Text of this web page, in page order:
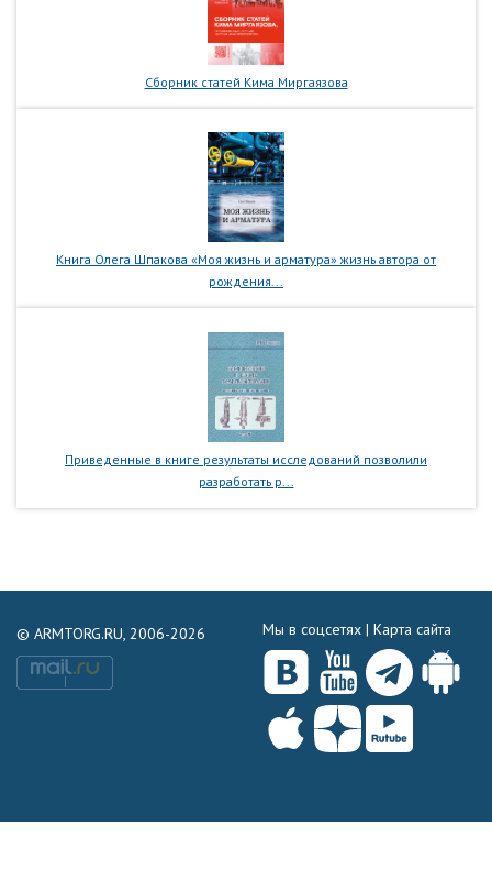
Сборник статей Кима Миргаязова
Книга Олега Шпакова «Моя жизнь и арматура» жизнь автора от
рождения...
Приведенные в книге результаты исследований позволили
разработать р...
© ARMTORG.RU, 2006-2026 Мы в соцсетях | Карта сайта